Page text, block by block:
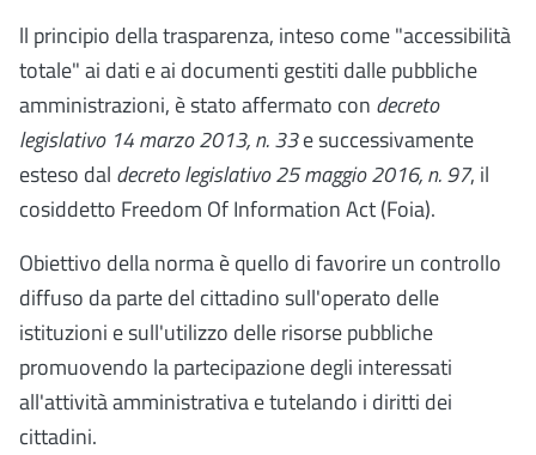
ll principio della trasparenza, inteso come "accessibilità
totale" ai dati e ai documenti gestiti dalle pubbliche
amministrazioni, è stato affermato con decreto
legislativo 14 marzo 2013, n. 33e successivamente
esteso dal decreto legislativo 25 maggio 2016, n. 97, il
cosiddetto Freedom Of Information Act (Foia).
Obiettivo della norma è quello di favorire un controllo
diffuso da parte del cittadino sull'operato delle
istituzioni e sull'utilizzo delle risorse pubbliche
promuovendo la partecipazione degli interessati
all'attività amministrativa e tutelando i diritti dei
cittadini.